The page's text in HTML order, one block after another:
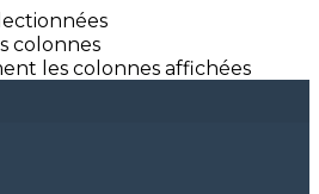
colonnes
les colonnes affichées